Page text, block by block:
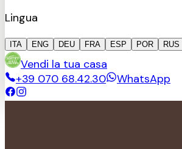
Lingua
ITA ENG DEU FRA ESP POR RUS
Vendi la tua casa
+39 070 68.42.30
WhatsApp